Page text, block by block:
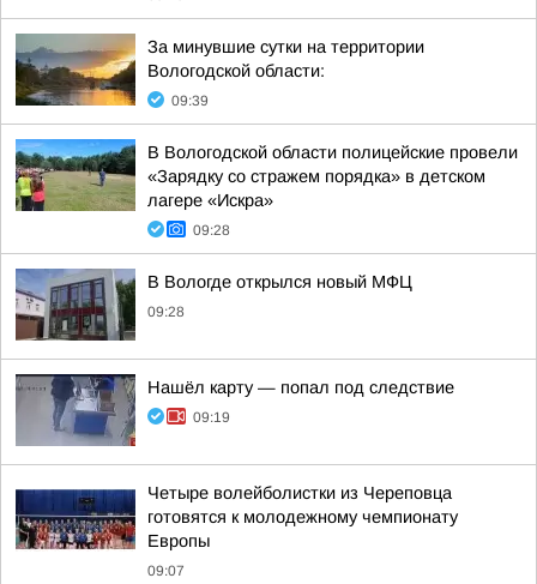
За минувшие сутки на территории
Вологодской области:
09:39
В Вологодской области полицейские провели
«Зарядку со стражем порядка» в детском
лагере «Искра»
09:28
В Вологде открылся новый МФЦ
09:28
Нашёл карту — попал под следствие
09:19
Четыре волейболистки из Череповца
готовятся к молодежному чемпионату
Европы
09:07